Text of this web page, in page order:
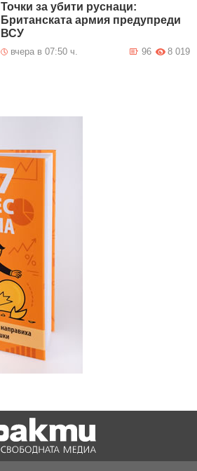
Точки за убити руснаци:
Британската армия предупреди
ВСУ
вчера в 07:50 ч. 8 019
96